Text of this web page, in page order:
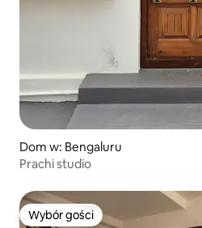
Dom w: Bengaluru
Prachi studio
Wybór gości
Wybór gości